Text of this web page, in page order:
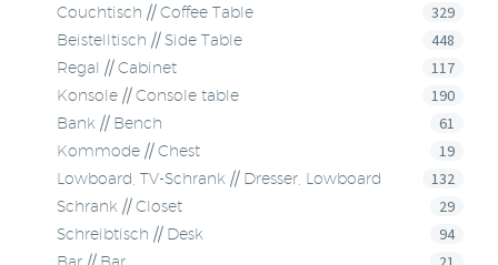
Couchtisch // Coffee Table 329
Beistelltisch // Side Table 448
Regal // Cabinet 117
Konsole // Console table 190
Bank // Bench 61
Kommode // Chest 19
Lowboard, TV-Schrank // Dresser, Lowboard 132
Schrank // Closet 29
Schreibtisch // Desk 94